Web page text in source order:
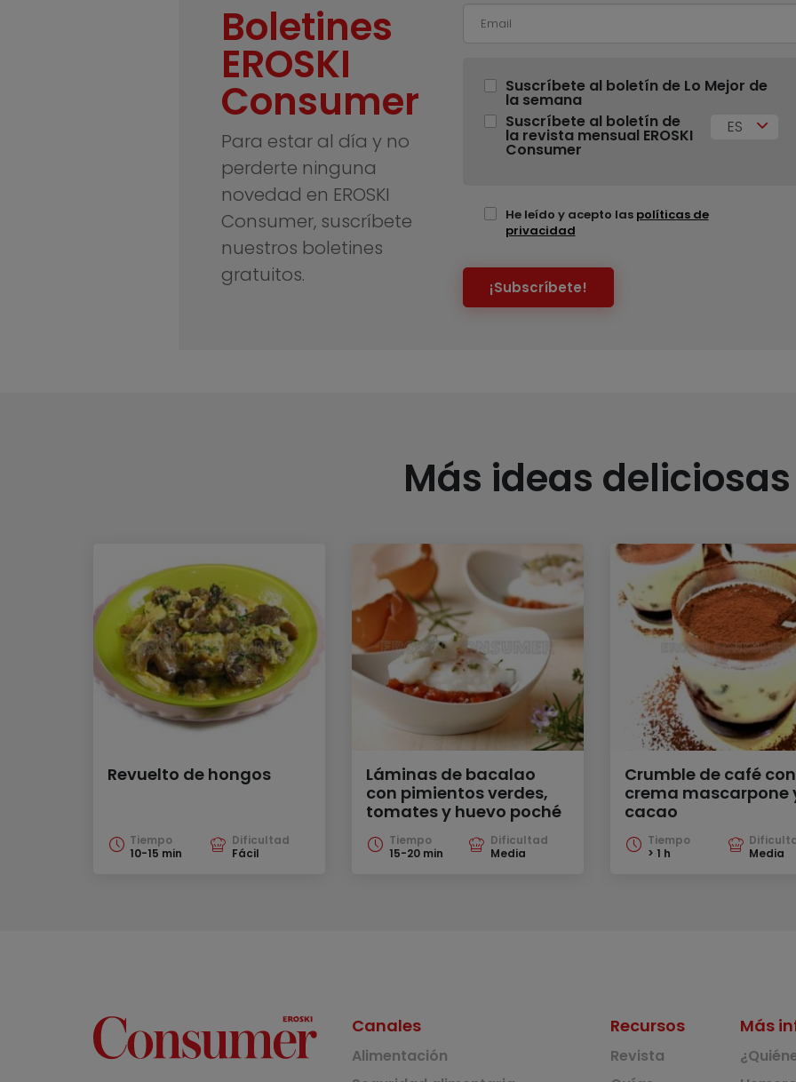
Boletines
EROSKI
Consumer
Para estar al día y no
perderte ninguna
novedad en EROSKI
Consumer, suscríbete
nuestros boletines
gratuitos.
Suscríbete al boletín de Lo Mejor de
la semana
Suscríbete al boletín de
la revista mensual EROSKI
Consumer
ES
He leído y acepto las políticas de
privacidad
¡Subscríbete!
Más ideas deliciosas
Revuelto de hongos
Tiempo
10-15 min
Dificultad
Fácil
Láminas de bacalao
con pimientos verdes,
tomates y huevo poché
Tiempo
15-20 min
Dificultad
Media
Crumble de café con
crema mascarpone
cacao
Tiempo
> 1 h
Media
Canales
Alimentación
Recursos
Revista
Más